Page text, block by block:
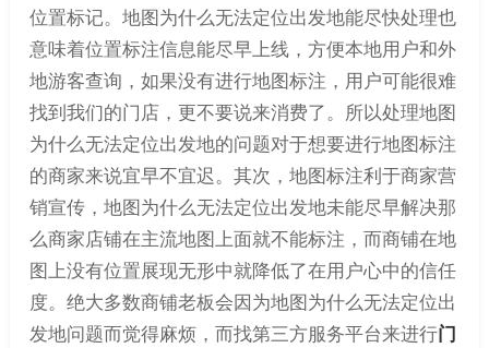
位置标记。地图为什么无法定位出发地能尽快处理也
意味着位置标注信息能尽早上线，方便本地用户和外
地游客查询，如果没有进行地图标注，用户可能很难
找到我们的门店，更不要说来消费了。所以处理地图
为什么无法定位出发地的问题对于想要进行地图标注
的商家来说宜早不宜迟。其次，地图标注利于商家营
销宣传，地图为什么无法定位出发地未能尽早解决那
么商家店铺在主流地图上面就不能标注，而商铺在地
图上没有位置展现无形中就降低了在用户心中的信任
度。绝大多数商铺老板会因为地图为什么无法定位出
发地问题而觉得麻烦，而找第三方服务平台来进行门